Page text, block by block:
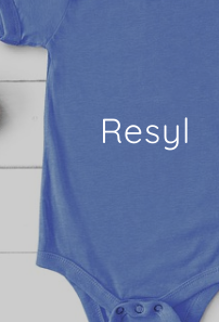
Resyl